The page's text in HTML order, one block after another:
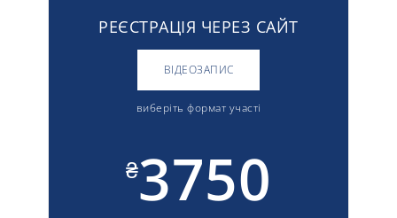
РЕЄСТРАЦІЯ ЧЕРЕЗ САЙТ
ВІДЕОЗАПИС
виберіть формат участі
₴3750